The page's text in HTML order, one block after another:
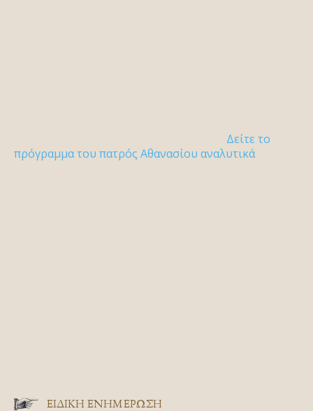
Δείτε το
πρόγραμμα του πατρός Αθανασίου αναλυτικά
ΕΙΔΙΚΉ ΕΝΗΜΈΡΩΣΗ